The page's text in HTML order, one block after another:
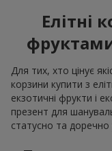
Елітні
Для тих, хто цінує
корзини купити з
екзотичні фрукти і
презент для
статусно та доречно